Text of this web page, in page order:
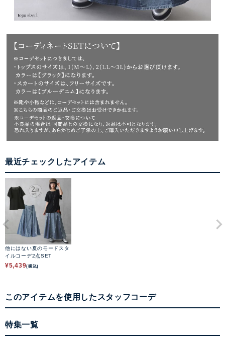
最近チェックしたアイテム
他にはない夏のモードスタ
イルコーデ2点SET
¥5,439(税込)
このアイテムを使用したスタッフコーデ
特集一覧